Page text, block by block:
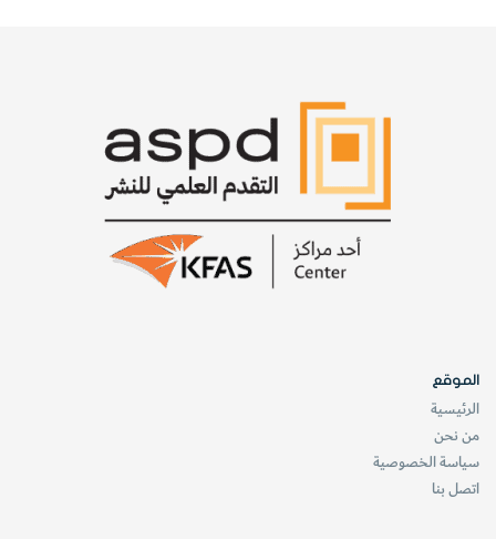
الموقع
الرئيسية
من نحن
سياسة الخصوصية
اتصل بنا